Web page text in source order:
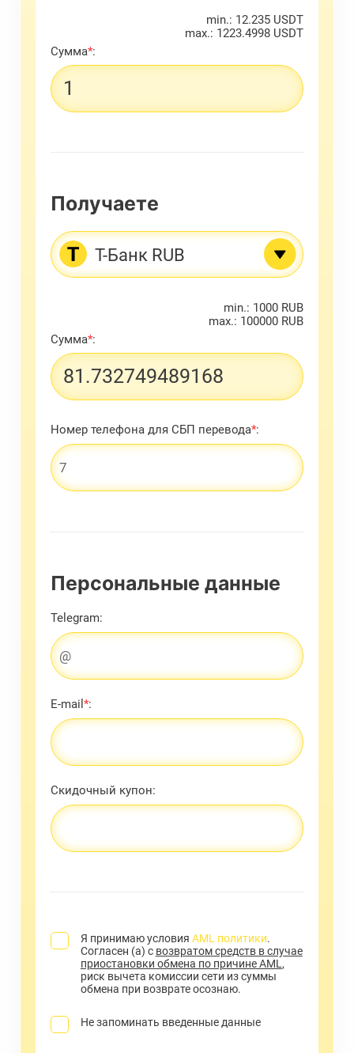
min.: 12.235 USDT
max.: 1223.4998 USDT
Сумма*:
Получаете
min.: 1000 RUB
max.: 100000 RUB
Т-Банк RUB
Сумма*:
Номер телефона для СБП перевода*:
Персональные данные
Telegram:
E-mail*:
Скидочный купон:
Я принимаю условия AML политики.
Согласен (а) с возвратом средств в случае
приостановки обмена по причине AML ,
риск вычета комиссии сети из суммы
обмена при возврате осознаю.
Не запоминать введенные данные